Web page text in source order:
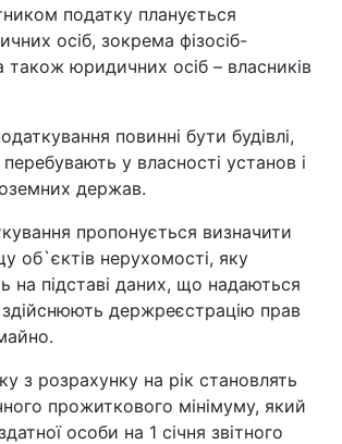
податку планується
осіб, зокрема фізосіб-
також юридичних осіб – власників
повинні бути будівлі,
у власності установ і
держав.
пропонується визначити
об`єктів нерухомості, яку
на підставі даних, що надаються
здійснюють держреєстрацію прав
з розрахунку на рік становлять
прожиткового мінімуму, який
особи на 1 січня звітного